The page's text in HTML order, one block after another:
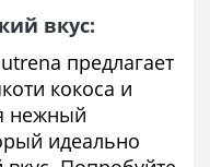
вкус:
предлагает
кокоса и
нежный
идеально